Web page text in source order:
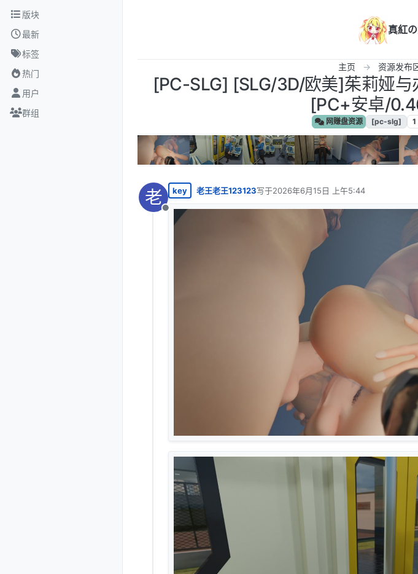
跳转至内容
版块
最新
标签
热门
用户
群组
真紅
主页 资源发布
[PC-SLG] [SLG/3D/欧美]茱莉娅
[PC+安卓/
网赚盘资源 [pc-slg] 1
老
离线
key 老王老王123123写于2026年6月15日 上午5:44
最后由 编辑